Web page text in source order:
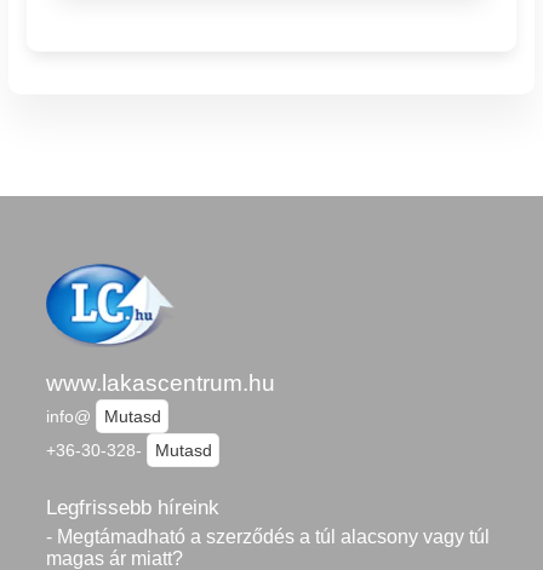
www.lakascentrum.hu
info@
Mutasd
+36-30-328-
Mutasd
Legfrissebb híreink
- Megtámadható a szerződés a túl alacsony vagy túl
magas ár miatt?